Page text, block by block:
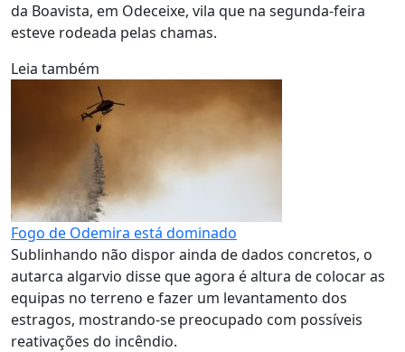
da Boavista, em Odeceixe, vila que na segunda-feira
esteve rodeada pelas chamas.
Leia também
Fogo de Odemira está dominado
Sublinhando não dispor ainda de dados concretos, o
autarca algarvio disse que agora é altura de colocar as
equipas no terreno e fazer um levantamento dos
estragos, mostrando-se preocupado com possíveis
reativações do incêndio.